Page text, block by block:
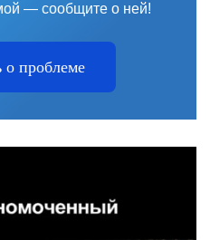
— сообщите о ней!
проблеме